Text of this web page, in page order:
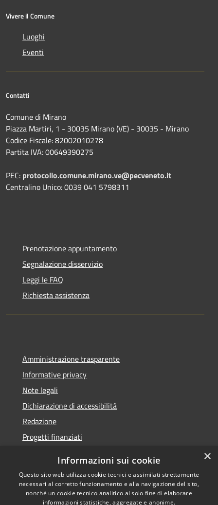
Vivere il Comune
Luoghi
Eventi
Contatti
Comune di Mirano
Piazza Martiri, 1 - 30035 Mirano (VE) - 30035 - Mirano
Codice Fiscale: 82002010278
Partita IVA: 00649390275
PEC: protocollo.comune.mirano.ve@pecveneto.it
Centralino Unico: 0039 041 5798311
Prenotazione appuntamento
Segnalazione disservizio
Leggi le FAQ
Richiesta assistenza
Amministrazione trasparente
Informative privacy
Note legali
Dichiarazione di accessibilità
Redazione
Progetti finanziati
RSS
Accessibilità
Dichiarazione di
accessibilità• Copyright ©
×
Informazioni sui cookie
Questo sito web utilizza cookie tecnici e assimilati strettamente
necessari al corretto funzionamento e alla navigazione del sito,
nonché un cookie tecnico analitico al solo fine di elaborare
informazioni statistiche, aggregate e anonime.